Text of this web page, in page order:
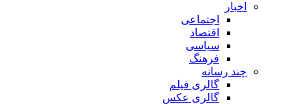
اخبار
اجتماعی
اقتصاد
سیاسی
فرهنگ
چند رسانه
گالری فیلم
گالری عکس